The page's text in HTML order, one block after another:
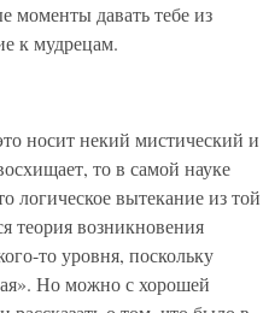
моменты давать тебе из
к мудрецам.
носит некий мистический и
то в самой науке
логическое вытекание из той
теория возникновения
то уровня, поскольку
Но можно с хорошей